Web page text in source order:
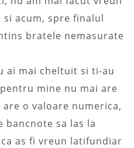
acum, spre finalul
bratele nemasurate
ai mai cheltuit si ti-au
mine nu mai are
o valoare numerica,
bancnote sa las la
as fi vreun latifundiar